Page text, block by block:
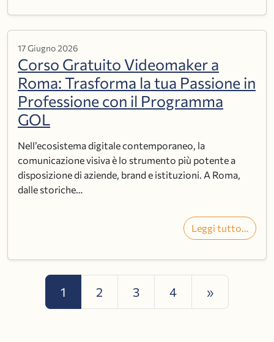
17 Giugno 2026
Corso Gratuito Videomaker a
Roma: Trasforma la tua Passione in
Professione con il Programma
GOL
Nell’ecosistema digitale contemporaneo, la
comunicazione visiva è lo strumento più potente a
disposizione di aziende, brand e istituzioni. A Roma,
dalle storiche…
Leggi tutto…
Navigazione articoli
1 2 3 4 »